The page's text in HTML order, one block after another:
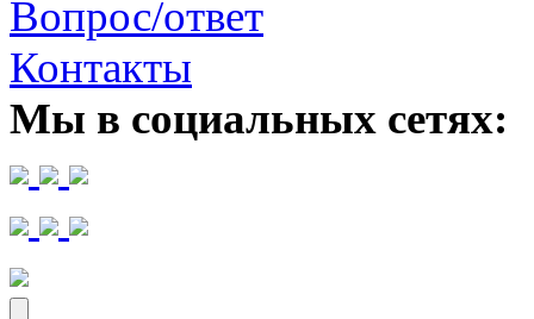
Вопрос/ответ
Контакты
Мы в социальных сетях: